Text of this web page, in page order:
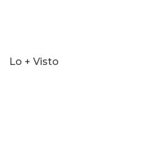
Lo + Visto